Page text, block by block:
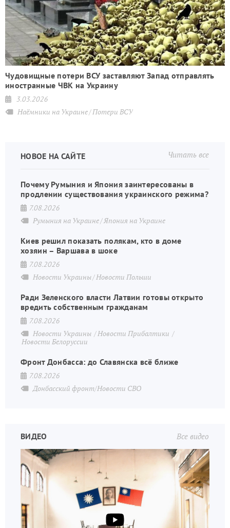
Чудовищные потери ВСУ заставляют Запад отправлять
иностранные ЧВК на Украину
3.03.2026
Наёмники на Украине Потери ВСУ
Читать все
НОВОЕ НА САЙТЕ
Почему Румыния и Япония заинтересованы в
продлении существования украинского режима?
7.08.2026
Румыния на Украине Япония на Украине
Киев решил показать полякам, кто в доме
хозяин – Варшава в шоке
7.08.2026
Новости Украины Новости Польши
Ради Зеленского власти Латвии готовы открыто
вредить собственным гражданам
7.08.2026
Новости Украины
Новости Прибалтики
Новости Белоруссии
Фронт Донбасса: до Славянска всё ближе
7.08.2026
Донбасский фронт/Новости СВО
Все видео
ВИДЕО